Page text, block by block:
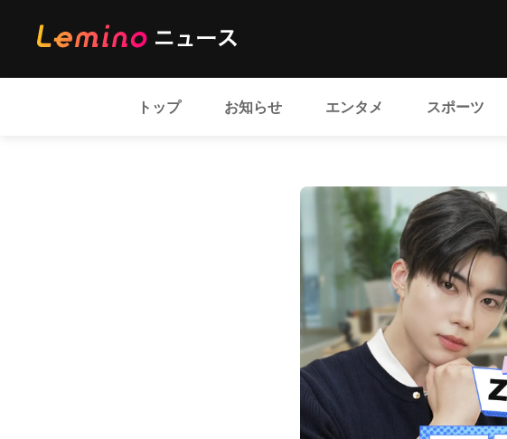
トップ お知らせ エンタメ スポーツ